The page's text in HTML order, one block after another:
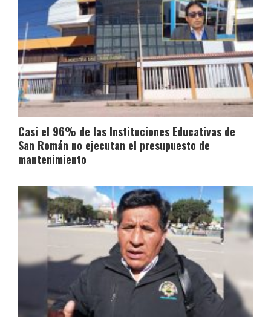
Casi el 96% de las Instituciones Educativas de
San Román no ejecutan el presupuesto de
mantenimiento